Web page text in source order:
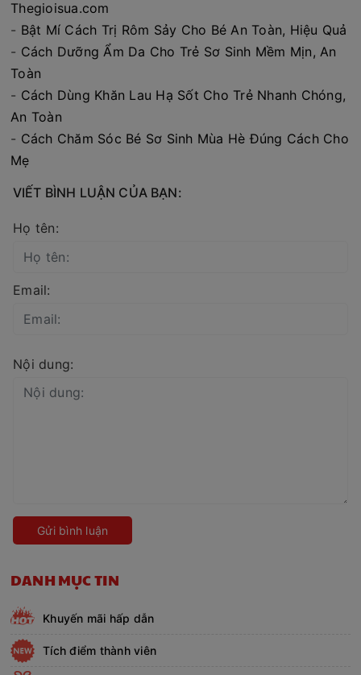
Thegioisua.com
- Bật Mí Cách Trị Rôm Sảy Cho Bé An Toàn, Hiệu Quả
- Cách Dưỡng Ẩm Da Cho Trẻ Sơ Sinh Mềm Mịn, An
Toàn
- Cách Dùng Khăn Lau Hạ Sốt Cho Trẻ Nhanh Chóng,
An Toàn
- Cách Chăm Sóc Bé Sơ Sinh Mùa Hè Đúng Cách Cho
Mẹ
VIẾT BÌNH LUẬN CỦA BẠN:
Họ tên:
Email:
Nội dung:
Gửi bình luận
DANH MỤC TIN
Khuyến mãi hấp dẫn
Tích điểm thành viên